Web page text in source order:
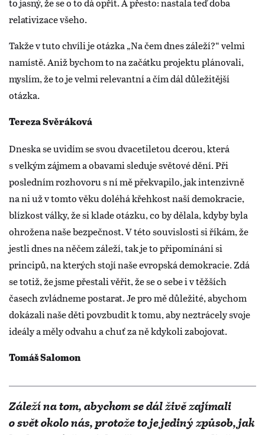
to jasný, že se o to dá opřít. A přesto: nastala teď doba
relativizace všeho.
Takže v tuto chvíli je otázka „Na čem dnes záleží?“ velmi
namístě. Aniž bychom to na začátku projektu plánovali,
myslím, že to je velmi relevantní a čím dál důležitější
otázka.
Tereza Svěráková
Dneska se uvidím se svou dvacetiletou dcerou, která
s velkým zájmem a obavami sleduje světové dění. Při
posledním rozhovoru s ní mě překvapilo, jak intenzivně
na ni už v tomto věku doléhá křehkost naší demokracie,
blízkost války, že si klade otázku, co by dělala, kdyby byla
ohrožena naše bezpečnost. V této souvislosti si říkám, že
jestli dnes na něčem záleží, tak je to připomínání si
principů, na kterých stojí naše evropská demokracie. Zdá
se totiž, že jsme přestali věřit, že se o sebe i v těžších
časech zvládneme postarat. Je pro mě důležité, abychom
dokázali naše děti povzbudit k tomu, aby neztrácely svoje
ideály a měly odvahu a chuť za ně kdykoli zabojovat.
Tomáš Salomon
Záleží na tom, abychom se dál živě zajímali
o svět okolo nás, protože to je jediný způsob, jak